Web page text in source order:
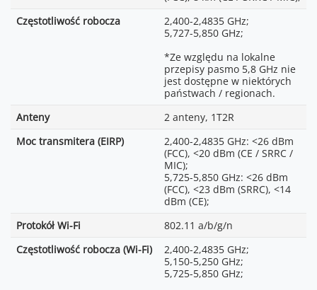
Częstotliwość robocza
2,400-2,4835 GHz;
5,727-5,850 GHz;
*Ze względu na lokalne
przepisy pasmo 5,8 GHz nie
jest dostępne w niektórych
państwach / regionach.
Anteny
2 anteny, 1T2R
Moc transmitera (EIRP)
2,400-2,4835 GHz: <26 dBm
(FCC), <20 dBm (CE / SRRC /
MIC);
5,725-5,850 GHz: <26 dBm
(FCC), <23 dBm (SRRC), <14
dBm (CE);
Protokół Wi-Fi
802.11 a/b/g/n
Częstotliwość robocza (Wi-Fi)
2,400-2,4835 GHz;
5,150-5,250 GHz;
5,725-5,850 GHz;